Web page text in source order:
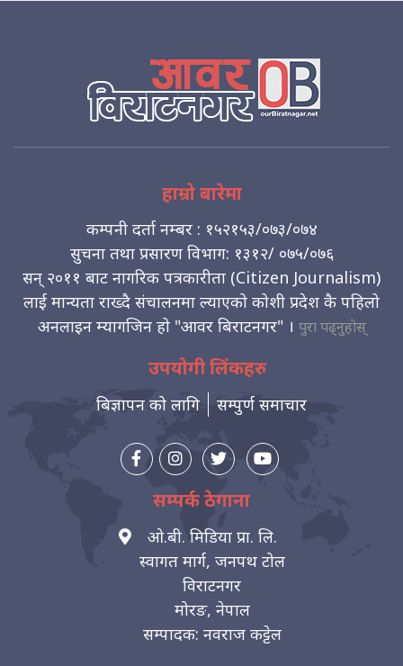
हाम्रो बारेमा
कम्पनी दर्ता नम्बर : १५२१५३/०७३/०७४
सुचना तथा प्रसारण विभाग: १३१२/ ०७५/०७६
सन् २०११ बाट नागरिक पत्रकारीता (Citizen Journalism)
लाई मान्यता राख्दै संचालनमा ल्याएको कोशी प्रदेश कै पहिलो
अनलाइन म्यागजिन हो "आवर बिराटनगर" । पुरा पढ्नुहोस्
उपयोगी लिंकहरु
बिज्ञापन को लागि सम्पुर्ण समाचार
सम्पर्क ठेगाना
ओ.बी. मिडिया प्रा. लि.
स्वागत मार्ग, जनपथ टोल
विराटनगर
मोरङ, नेपाल
सम्पादक: नवराज कट्टेल